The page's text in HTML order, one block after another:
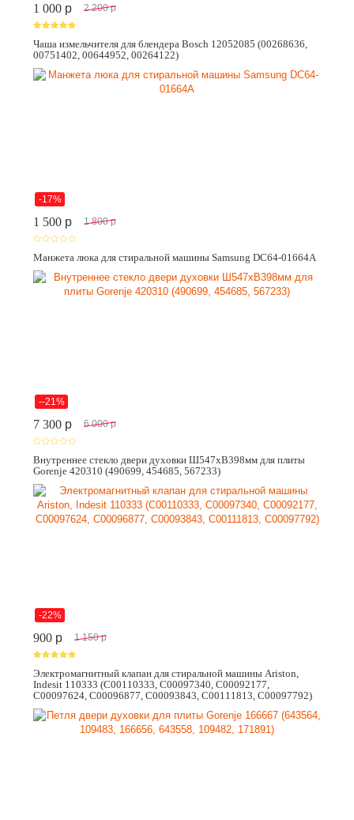
1 000 p 2 200 p
Чаша измельчителя для блендера Bosch 12052085 (00268636,
00751402, 00644952, 00264122)
-17%
1 500 p 1 800 p
Манжета люка для стиральной машины Samsung DC64-01664A
--21%
7 300 p 6 000 p
Внутреннее стекло двери духовки Ш547хВ398мм для плиты
Gorenje 420310 (490699, 454685, 567233)
-22%
900 p 1 150 p
Электромагнитный клапан для стиральной машины Ariston,
Indesit 110333 (C00110333, C00097340, C00092177,
C00097624, C00096877, C00093843, C00111813, C00097792)